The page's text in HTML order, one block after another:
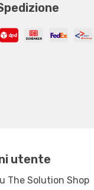
utente
The Solution Shop